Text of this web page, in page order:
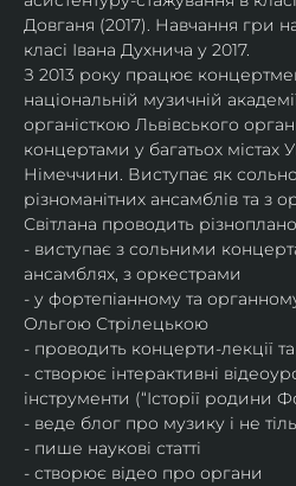
Довганя (2017). Навчання гри
класі Івана Духнича у 2017.
З 2013 року працює
національній музичній
органісткою Львівського
концертами у багатьох містах
Німеччини. Виступає як сольно,
різноманітних ансамблів та з
Світлана проводить
- виступає з сольними
ансамблях, з оркестрами
- у фортепіанному та органному
Ольгою Стрілецькою
- проводить концерти-лекції та
- створює інтерактивні
інструменти (“Історії родини
- веде блог про музику і не
- пише наукові статті
- створює відео про органи